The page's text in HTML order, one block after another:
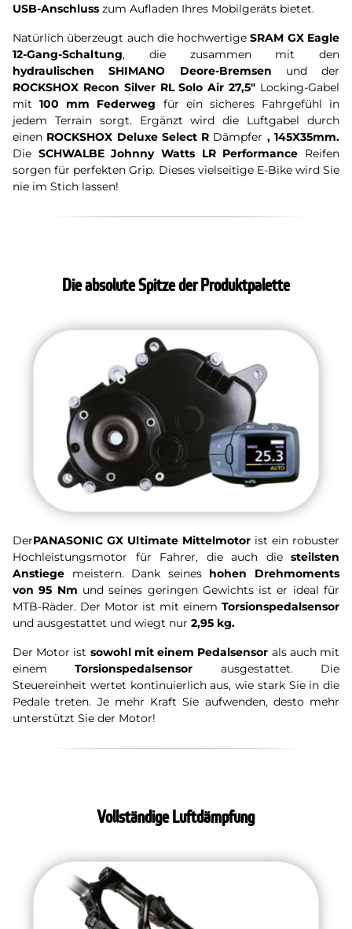
USB-Anschluss zum Aufladen Ihres Mobilgeräts bietet.
Natürlich überzeugt auch die hochwertigeSRAM GX Eagle
12-Gang-Schaltung, die zusammen mit den
hydraulischen SHIMANO Deore-Bremsen und der
ROCKSHOX Recon Silver RL Solo Air 27,5" Locking-Gabel
mit100 mm Federweg für ein sicheres Fahrgefühl in
jedem Terrain sorgt. Ergänzt wird die Luftgabel durch
einen ROCKSHOX Deluxe Select R Dämpfer , 145X35mm.
Die SCHWALBE Johnny Watts LR Performance Reifen
sorgen für perfekten Grip. Dieses vielseitige E-Bike wird Sie
nie im Stich lassen!
Die absolute Spitze der Produktpalette
DerPANASONIC GX Ultimate Mittelmotor ist ein robuster
Hochleistungsmotor für Fahrer, die auch die steilsten
Anstiege meistern. Dank seines hohen Drehmoments
von 95 Nm und seines geringen Gewichts ist er ideal für
MTB-Räder. Der Motor ist mit einem Torsionspedalsensor
und ausgestattet und wiegt nur 2,95 kg.
Der Motor ist sowohl mit einem Pedalsensor als auch mit
einemTorsionspedalsensor ausgestattet. Die
Steuereinheit wertet kontinuierlich aus, wie stark Sie in die
Pedale treten. Je mehr Kraft Sie aufwenden, desto mehr
unterstützt Sie der Motor!
Vollständige Luftdämpfung